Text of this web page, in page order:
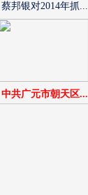
蔡邦银对2014年抓...
中共广元市朝天区...